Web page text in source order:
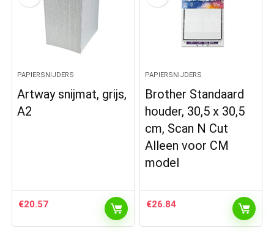
PAPIERSNIJDERS
Artway snijmat, grijs,
A2
€20.57
PAPIERSNIJDERS
Brother Standaard
houder, 30,5 x 30,5
cm, Scan N Cut
Alleen voor CM
model
€26.84